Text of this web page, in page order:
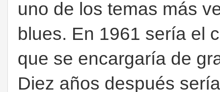
uno de los temas más
blues. En 1961 sería el
que se encargaría de
Diez años después